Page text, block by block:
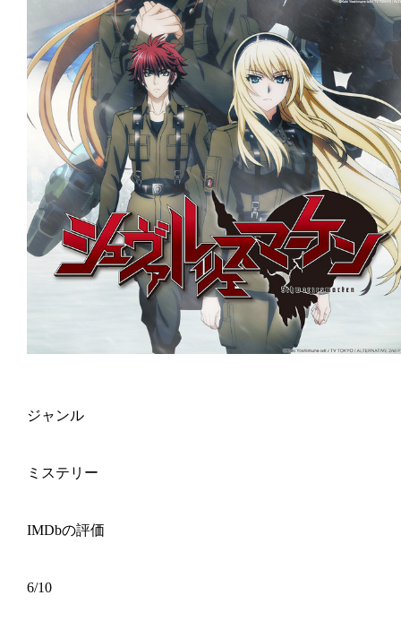
ジャンル
ミステリー
IMDbの評価
6/10